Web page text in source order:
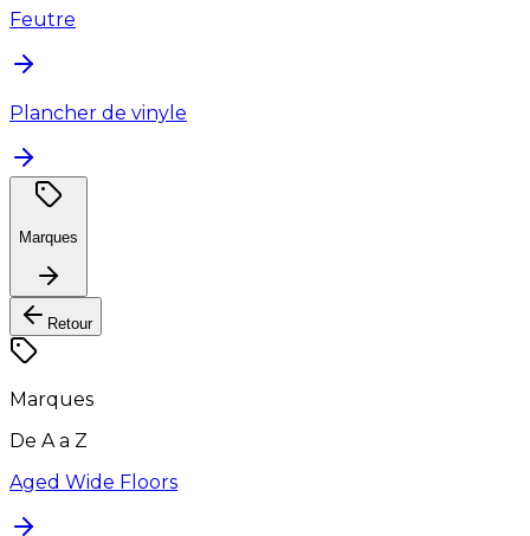
Feutre
Plancher de vinyle
Marques
Retour
Marques
De A a Z
Aged Wide Floors